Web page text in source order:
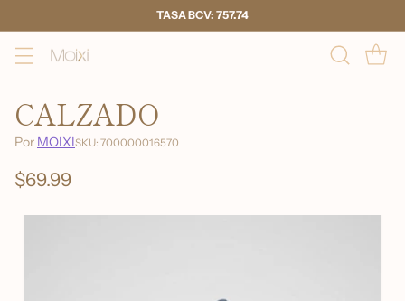
TASA BCV: 757.74
CALZADO
Por MOIXISKU: 700000016570
Precio
habitual
$69.99